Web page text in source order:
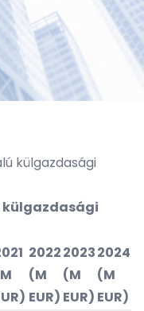
külgazdasági
külgazdasági
2022
(M
EUR)
2023
(M
EUR)
2024
(M
EUR)